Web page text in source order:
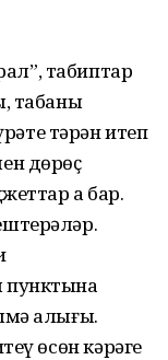
табиптар
табаны
тәрән итеп
дөрөҫ
ҙа бар.
пунктына
алығыҙ.
өсөн кәрәге